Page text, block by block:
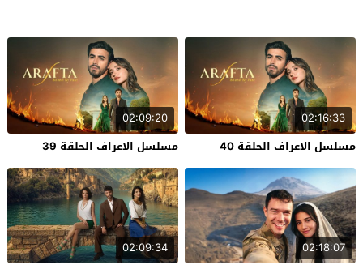
02:16:33
مسلسل الاعراف الحلقة 40
02:09:20
مسلسل الاعراف الحلقة 39
02:18:07
02:09:34